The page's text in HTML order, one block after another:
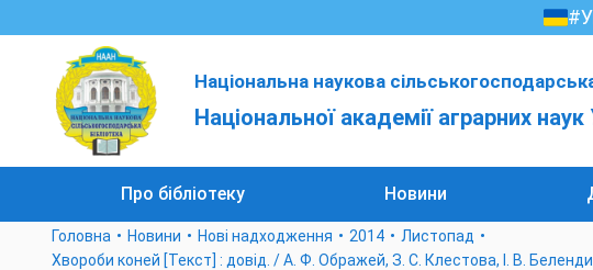
Національна наукова
Національної академії аграрних наук
Про бібліотеку Новини
Головна Новини Нові надходження 2014
Листопад
Хвороби коней [Текст] : довід. / А. Ф. Ображей, З. С. Клестова, І. В.